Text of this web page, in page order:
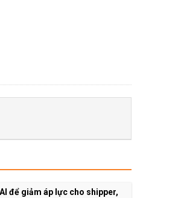
để giảm áp lực cho shipper,